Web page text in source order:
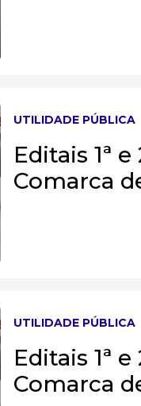
UTILIDADE PÚBLICA
Editais 1ª e
Comarca
UTILIDADE PÚBLICA
Editais 1ª e
Comarca